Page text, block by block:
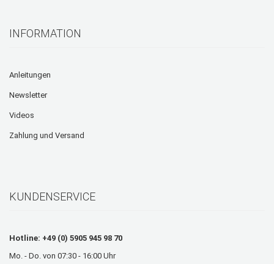
INFORMATION
Anleitungen
Newsletter
Videos
Zahlung und Versand
KUNDENSERVICE
Hotline: +49 (0) 5905 945 98 70
Mo. - Do. von 07:30 - 16:00 Uhr